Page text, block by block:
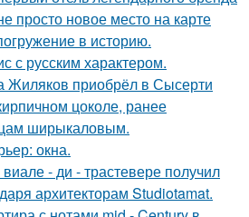
просто новое место на карте
в историю.
с русским характером.
Жиляков приобрёл в Сысерти
цоколе, ранее
ширыкаловым.
окна.
- ди - трастевере получил
архитекторам Studiotamat.